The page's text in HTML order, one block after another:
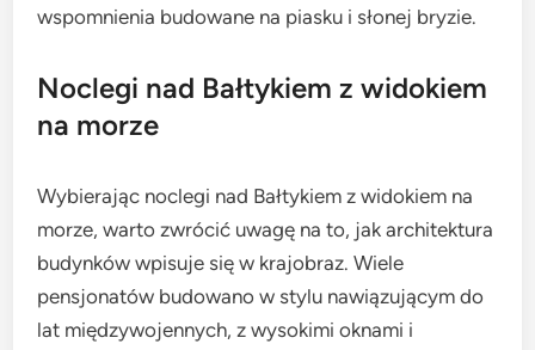
wspomnienia budowane na piasku i słonej bryzie.
Noclegi nad Bałtykiem z widokiem
na morze
Wybierając noclegi nad Bałtykiem z widokiem na
morze, warto zwrócić uwagę na to, jak architektura
budynków wpisuje się w krajobraz. Wiele
pensjonatów budowano w stylu nawiązującym do
lat międzywojennych, z wysokimi oknami i